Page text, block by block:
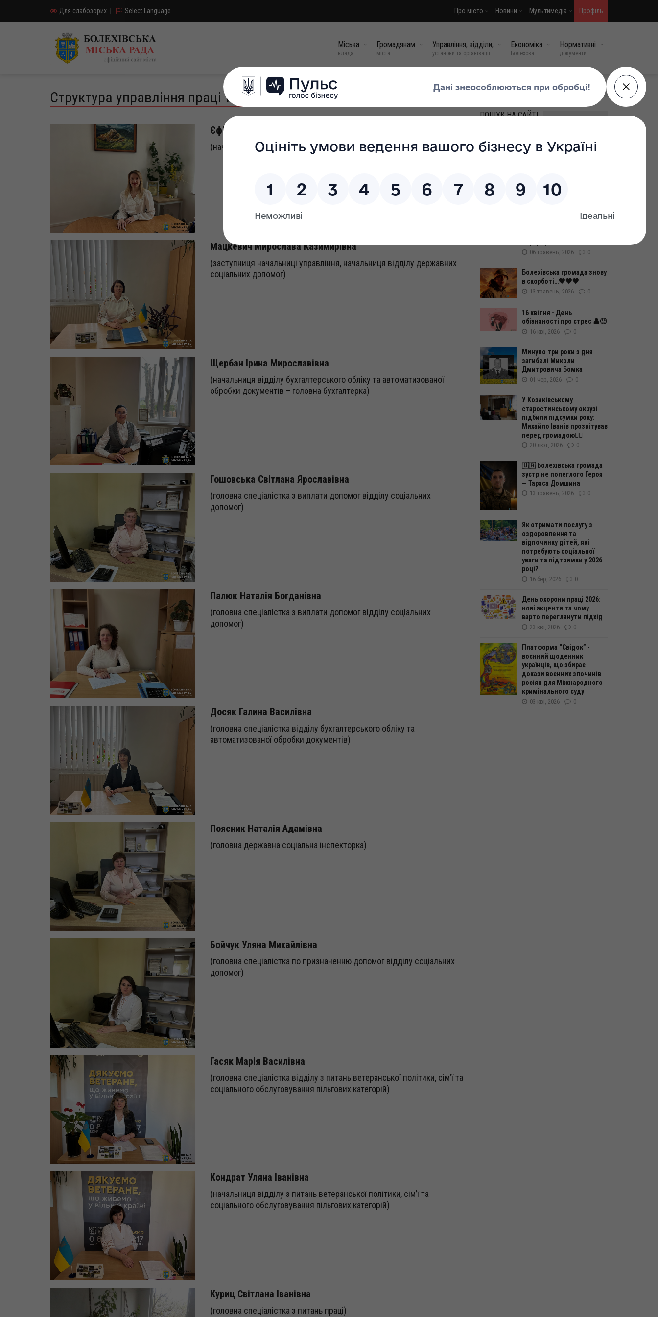
Для слабозорих Select Language Про місто Новини Мультимедіа Профіль
Міська
влада
Громадянам
міста
Управління, відділи,
установи та організації
Економіка
Болехова
Нормативні
документи
Структура управління праці та соціального захисту населення
Єфіменко Алла Сергіївна
(начальниця)
Мацкевич Мирослава Казимирівна
(заступниця начальниці управління, начальниця відділу державних
соціальних допомог)
Щербан Ірина Мирославівна
(начальниця відділу бухгалтерського обліку та автоматизованої
обробки документів – головна бухгалтерка)
Гошовська Світлана Ярославівна
(головна спеціалістка з виплати допомог відділу соціальних
допомог)
Палюк Наталія Богданівна
(головна спеціалістка з виплати допомог відділу соціальних
допомог)
Досяк Галина Василівна
(головна спеціалістка відділу бухгалтерського обліку та
автоматизованої обробки документів)
Поясник Наталія Адамівна
(головна державна соціальна інспекторка)
Бойчук Уляна Михайлівна
(головна спеціалістка по призначенню допомог відділу соціальних
допомог)
Гасяк Марія Василівна
(головна спеціалістка відділу з питань ветеранської політики, сім’ї та
соціального обслуговування пільгових категорій)
Кондрат Уляна Іванівна
(начальниця відділу з питань ветеранської політики, сім’ї та
соціального обслуговування пільгових категорій)
Куриц Світлана Іванівна
(головна спеціалістка з питань праці)
МИ У СОЦМЕРЕЖАХ
ПОШУК НА САЙТІ
Сандюка
15 травень, 2026
Головне управління
06 травень, 2026 0
Болехівська громада знову
в скорботі…🖤🖤🖤
13 травень, 2026 0
16 квітня - День
обізнаності про стрес 👤😓
16 кві, 2026 0
Минуло три роки з дня
загибелі Миколи
Дмитровича Бомка
01 чер, 2026 0
У Козаківському
старостинському окрузі
підбили підсумки року:
Михайло Іванів прозвітував
перед громадою☝🏻
20 лют, 2026 0
🇺🇦 Болехівська громада
зустріне полеглого Героя
— Тараса Домшина
13 травень, 2026 0
Як отримати послугу з
оздоровлення та
відпочинку дітей, які
потребують соціальної
уваги та підтримки у 2026
році?
16 бер, 2026 0
День охорони праці 2026:
нові акценти та чому
варто переглянути підхід
23 кві, 2026 0
Платформа “Свідок” -
воєнний щоденник
українців, що збирає
докази воєнних злочинів
росіян для Міжнародного
кримінального суду
03 кві, 2026 0